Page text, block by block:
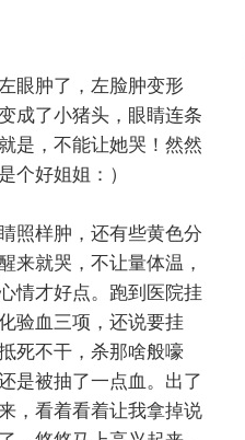
眼肿了，左脸肿变形
成了小猪头，眼睛连条
是，不能让她哭！然然
个好姐姐：）
照样肿，还有些黄色分
来就哭，不让量体温，
情才好点。跑到医院挂
验血三项，还说要挂
死不干，杀那啥般嚎
是被抽了一点血。出了
，看着看着让我拿掉说